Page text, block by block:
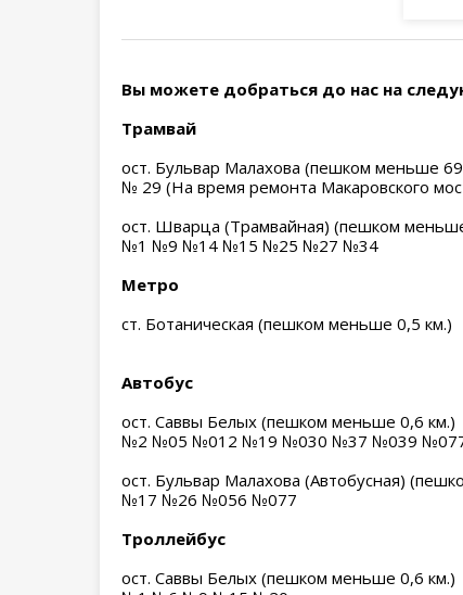
Вы можете добраться до нас на
Трамвай
ост. Бульвар Малахова (пешком меньше
№ 29 (На время ремонта Макаровского
ост. Шварца (Трамвайная) (пешком
№1 №9 №14 №15 №25 №27 №34
Метро
ст. Ботаническая (пешком меньше 0,5 км.)
Автобус
ост. Саввы Белых (пешком меньше 0,6 км.)
№2 №05 №012 №19 №030 №37 №039
ост. Бульвар Малахова (Автобусная)
№17 №26 №056 №077
Троллейбус
ост. Саввы Белых (пешком меньше 0,6 км.)